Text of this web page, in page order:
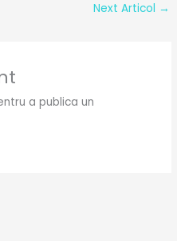
Next Articol →
a publica un